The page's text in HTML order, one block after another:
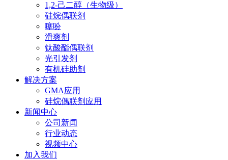
1,2-己二醇（生物级）
硅烷偶联剂
噻吩
滑爽剂
钛酸酯偶联剂
光引发剂
有机硅助剂
解决方案
GMA应用
硅烷偶联剂应用
新闻中心
公司新闻
行业动态
视频中心
加入我们